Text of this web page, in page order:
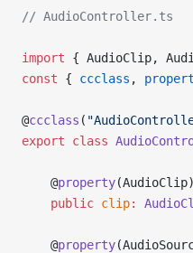
// AudioController.ts
import { AudioClip,
const { ccclass ,
@ccclass (
export class
    @
property(AudioClip)
    public
clip:
    @
property